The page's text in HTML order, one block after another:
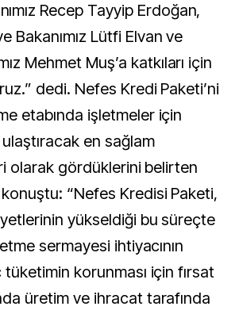
Recep Tayyip Erdoğan,
Bakanımız Lütfi Elvan ve
Mehmet Muş’a katkıları için
dedi. Nefes Kredi Paketi’ni
etabında işletmeler için
en sağlam
olarak gördüklerini belirten
“Nefes Kredisi Paketi,
yükseldiği bu süreçte
sermayesi ihtiyacının
tüketimin korunması için fırsat
üretim ve ihracat tarafında